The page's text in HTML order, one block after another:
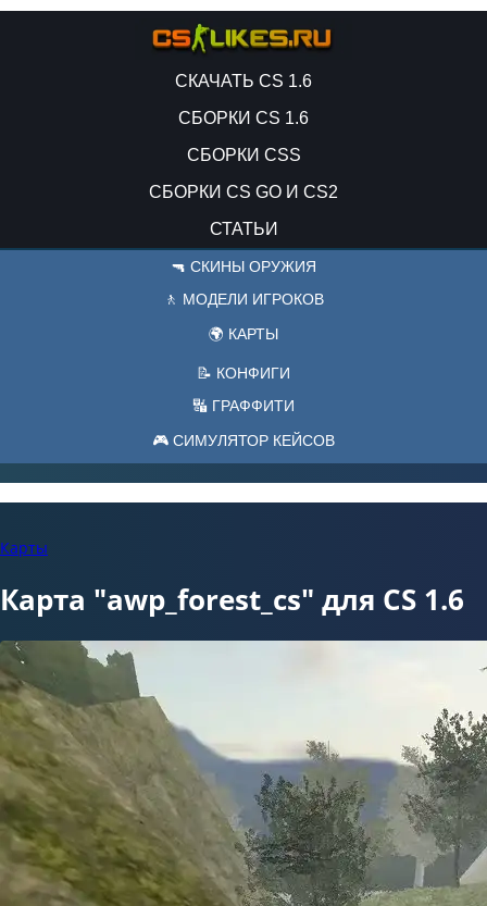
СКАЧАТЬ CS 1.6
СБОРКИ CS 1.6
СБОРКИ CSS
СБОРКИ CS GO И CS2
СТАТЬИ
🔫 СКИНЫ ОРУЖИЯ
🚶 МОДЕЛИ ИГРОКОВ
🌍 КАРТЫ
📝 КОНФИГИ
🔣 ГРАФФИТИ
🎮 СИМУЛЯТОР КЕЙСОВ
Карты
Карта "awp_forest_cs" для CS 1.6